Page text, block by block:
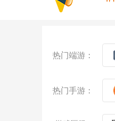
热门端游：
热门手游：